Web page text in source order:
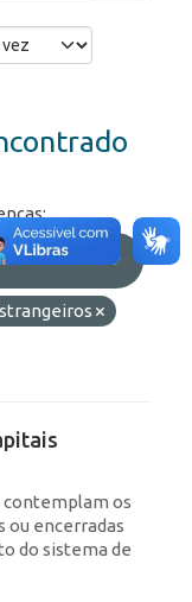
do
contemplam os
ou encerradas
do sistema de